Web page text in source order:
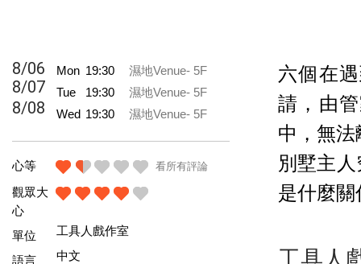
8/06 Mon 19:30 濕地Venue- 5F
8/07 Tue 19:30 濕地Venue- 5F
8/08 Wed 19:30 濕地Venue- 5F
心等 看所有評論
觀眾大
心
單位
工具人戲作室
語言 中文
六個在
請，由
中，無法
別墅主
是什麼
工具人